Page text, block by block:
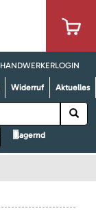
HANDWERKERLOGIN
Widerruf Aktuelles
lagernd